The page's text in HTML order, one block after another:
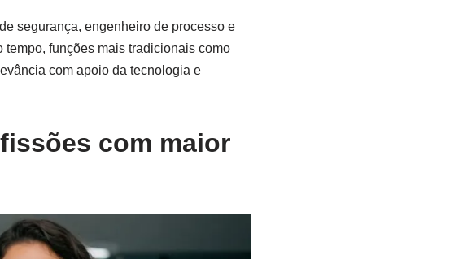
segurança, engenheiro de processo e
funções mais tradicionais como
com apoio da tecnologia e
com maior